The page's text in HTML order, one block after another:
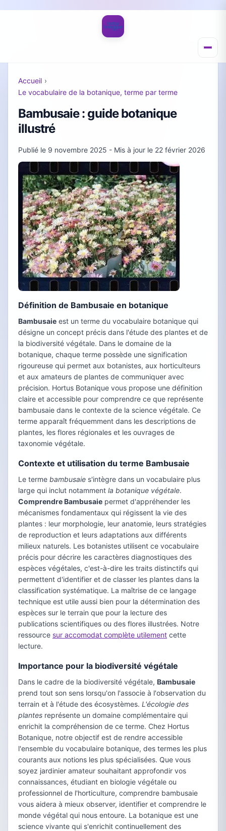
Accueil ›
Le vocabulaire de la botanique, terme par terme
Bambusaie : guide botanique
illustré
Publié le 9 novembre 2025 - Mis à jour le 22 février 2026
Définition de Bambusaie en botanique
Bambusaie est un terme du vocabulaire botanique qui
désigne un concept précis dans l'étude des plantes et de
la biodiversité végétale. Dans le domaine de la
botanique, chaque terme possède une signification
rigoureuse qui permet aux botanistes, aux horticulteurs
et aux amateurs de plantes de communiquer avec
précision. Hortus Botanique vous propose une définition
claire et accessible pour comprendre ce que représente
bambusaie dans le contexte de la science végétale. Ce
terme apparaît fréquemment dans les descriptions de
plantes, les flores régionales et les ouvrages de
taxonomie végétale.
Contexte et utilisation du terme Bambusaie
Le terme bambusaie s'intègre dans un vocabulaire plus
large qui inclut notamment la botanique végétale.
Comprendre Bambusaie permet d'appréhender les
mécanismes fondamentaux qui régissent la vie des
plantes : leur morphologie, leur anatomie, leurs stratégies
de reproduction et leurs adaptations aux différents
milieux naturels. Les botanistes utilisent ce vocabulaire
précis pour décrire les caractères diagnostiques des
espèces végétales, c'est-à-dire les traits distinctifs qui
permettent d'identifier et de classer les plantes dans la
classification systématique. La maîtrise de ce langage
technique est utile aussi bien pour la détermination des
espèces sur le terrain que pour la lecture des
publications scientifiques ou des flores illustrées. Notre
ressource sur accomodat complète utilement cette
lecture.
Importance pour la biodiversité végétale
Dans le cadre de la biodiversité végétale, Bambusaie
prend tout son sens lorsqu'on l'associe à l'observation du
terrain et à l'étude des écosystèmes. L'écologie des
plantes représente un domaine complémentaire qui
enrichit la compréhension de ce terme. Chez Hortus
Botanique, notre objectif est de rendre accessible
l'ensemble du vocabulaire botanique, des termes les plus
courants aux notions les plus spécialisées. Que vous
soyez jardinier amateur souhaitant approfondir vos
connaissances, étudiant en biologie végétale ou
professionnel de l'horticulture, comprendre bambusaie
vous aidera à mieux observer, identifier et comprendre le
monde végétal qui nous entoure. La botanique est une
science vivante qui s'enrichit continuellement des